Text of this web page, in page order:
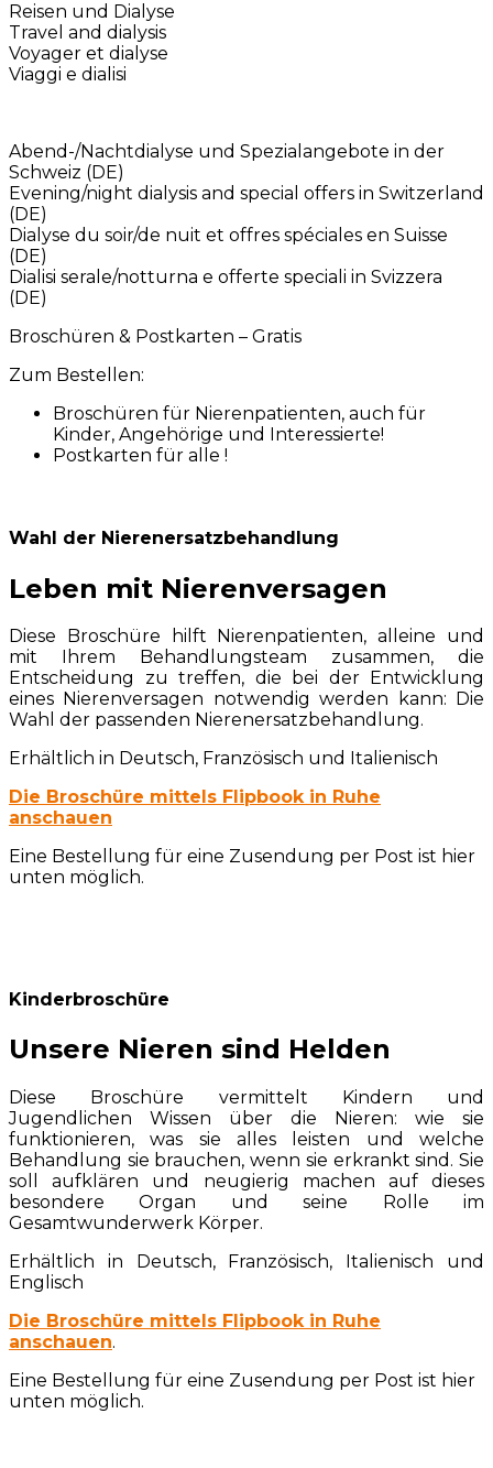
Reisen und Dialyse
Travel and dialysis
Voyager et dialyse
Viaggi e dialisi
Abend-/Nachtdialyse und Spezialangebote in der
Schweiz (DE)
Evening/night dialysis and special offers in Switzerland
(DE)
Dialyse du soir/de nuit et offres spéciales en Suisse
(DE)
Dialisi serale/notturna e offerte speciali in Svizzera
(DE)
Broschüren & Postkarten – Gratis
Zum Bestellen:
Broschüren für Nierenpatienten, auch für
Kinder, Angehörige und Interessierte!
Postkarten für alle !
Wahl der Nierenersatzbehandlung
Leben mit Nierenversagen
Diese Broschüre hilft Nierenpatienten, alleine und
mit Ihrem Behandlungsteam zusammen, die
Entscheidung zu treffen, die bei der Entwicklung
eines Nierenversagen notwendig werden kann: Die
Wahl der passenden Nierenersatzbehandlung.
Erhältlich in Deutsch, Französisch und Italienisch
Die Broschüre mittels Flipbook in Ruhe
anschauen
Eine Bestellung für eine Zusendung per Post ist hier
unten möglich.
Kinderbroschüre
Unsere Nieren sind Helden
Diese Broschüre vermittelt Kindern und
Jugendlichen Wissen über die Nieren: wie sie
funktionieren, was sie alles leisten und welche
Behandlung sie brauchen, wenn sie erkrankt sind. Sie
soll aufklären und neugierig machen auf dieses
besondere Organ und seine Rolle im
Gesamtwunderwerk Körper.
Erhältlich in Deutsch, Französisch, Italienisch und
Englisch
Die Broschüre mittels Flipbook in Ruhe
anschauen.
Eine Bestellung für eine Zusendung per Post ist hier
unten möglich.